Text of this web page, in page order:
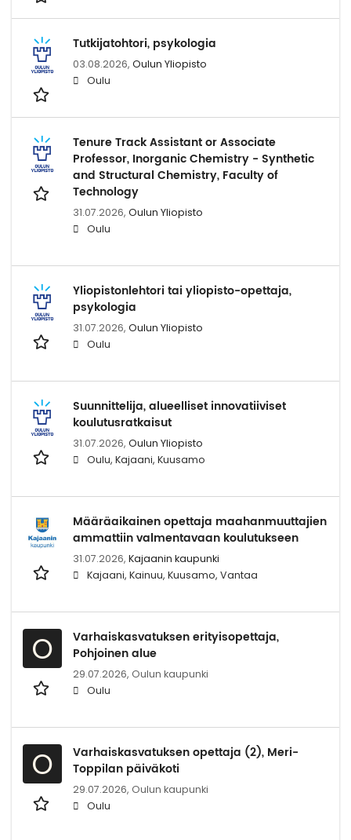
Tutkijatohtori, psykologia
03.08.2026, Oulun Yliopisto
Oulu
Tenure Track Assistant or Associate
Professor, Inorganic Chemistry - Synthetic
and Structural Chemistry, Faculty of
Technology
31.07.2026, Oulun Yliopisto
Oulu
Yliopistonlehtori tai yliopisto-opettaja,
psykologia
31.07.2026, Oulun Yliopisto
Oulu
Suunnittelija, alueelliset innovatiiviset
koulutusratkaisut
31.07.2026, Oulun Yliopisto
Oulu, Kajaani, Kuusamo
Määräaikainen opettaja maahanmuuttajien
ammattiin valmentavaan koulutukseen
31.07.2026, Kajaanin kaupunki
Kajaani, Kainuu, Kuusamo, Vantaa
O
Varhaiskasvatuksen erityisopettaja,
Pohjoinen alue
29.07.2026, Oulun kaupunki
Oulu
O
Varhaiskasvatuksen opettaja (2), Meri-
Toppilan päiväkoti
29.07.2026, Oulun kaupunki
Oulu